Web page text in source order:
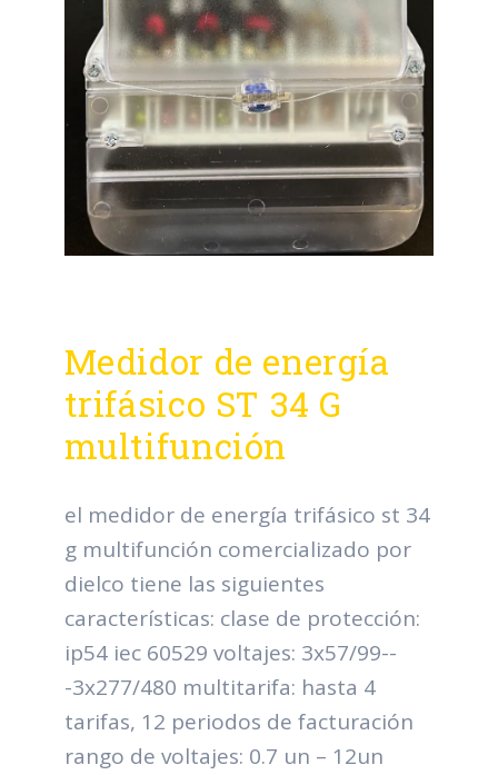
Medidor de energía
trifásico ST 34 G
multifunción
el medidor de energía trifásico st 34
g multifunción comercializado por
dielco tiene las siguientes
características: clase de protección:
ip54 iec 60529 voltajes: 3x57/99--
-3x277/480 multitarifa: hasta 4
tarifas, 12 periodos de facturación
rango de voltajes: 0.7 un – 12un